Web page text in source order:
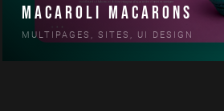
MACAROLI MACARONS
MULTIPAGES, SITES, UI DESIGN